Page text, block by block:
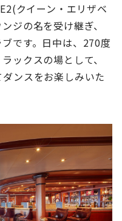
クイーン・エリザベ
ジの名を受け継ぎ、
です。日中は、270度
ックスの場として、
ンスをお楽しみいた